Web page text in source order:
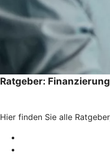
Ratgeber: Finanzierung
Hier finden Sie alle